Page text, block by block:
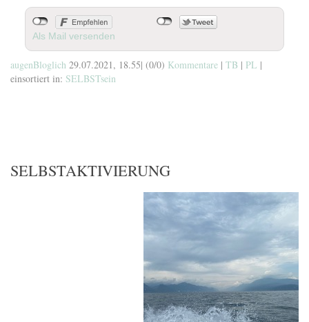
Als Mail versenden
augenBloglich 29.07.2021, 18.55| (0/0) Kommentare | TB | PL |
einsortiert in: SELBSTsein
SELBSTAKTIVIERUNG